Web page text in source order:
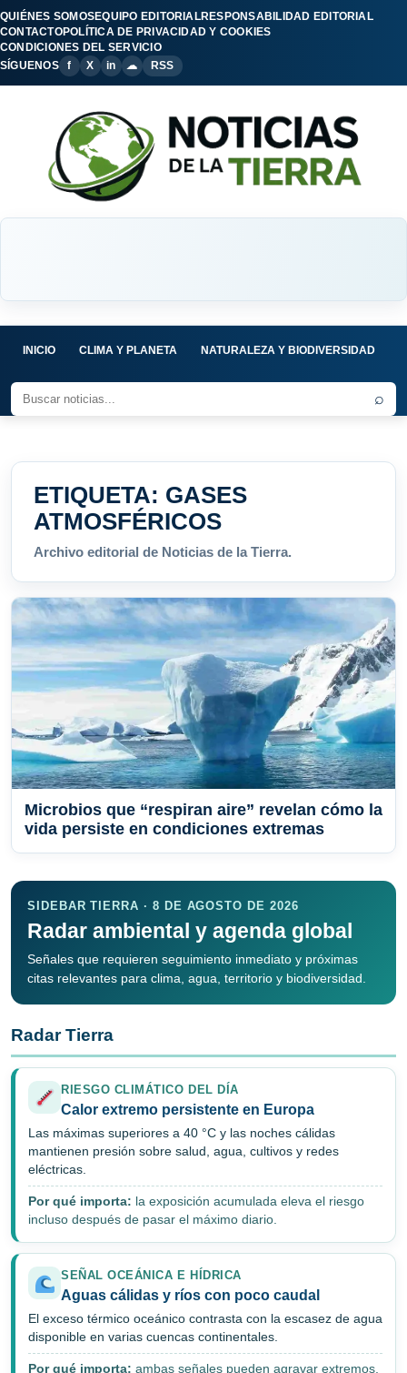
QUIÉNES SOMOSEQUIPO EDITORIALRESPONSABILIDAD EDITORIAL
CONTACTOPOLÍTICA DE PRIVACIDAD Y COOKIES
CONDICIONES DEL SERVICIO
SÍGUENOS
f X in ☁ RSS
INICIO CLIMA Y PLANETA NATURALEZA Y BIODIVERSIDAD
⌕
ETIQUETA: GASES
ATMOSFÉRICOS
Archivo editorial de Noticias de la Tierra.
Microbios que “respiran aire” revelan cómo la
vida persiste en condiciones extremas
SIDEBAR TIERRA · 8 DE AGOSTO DE 2026
Radar ambiental y agenda global
Señales que requieren seguimiento inmediato y próximas
citas relevantes para clima, agua, territorio y biodiversidad.
Radar Tierra
RIESGO CLIMÁTICO DEL DÍA
Calor extremo persistente en Europa
Las máximas superiores a 40 °C y las noches cálidas
mantienen presión sobre salud, agua, cultivos y redes
eléctricas.
Por qué importa: la exposición acumulada eleva el riesgo
incluso después de pasar el máximo diario.
SEÑAL OCEÁNICA E HÍDRICA
Aguas cálidas y ríos con poco caudal
El exceso térmico oceánico contrasta con la escasez de agua
disponible en varias cuencas continentales.
Por qué importa: ambas señales pueden agravar extremos,